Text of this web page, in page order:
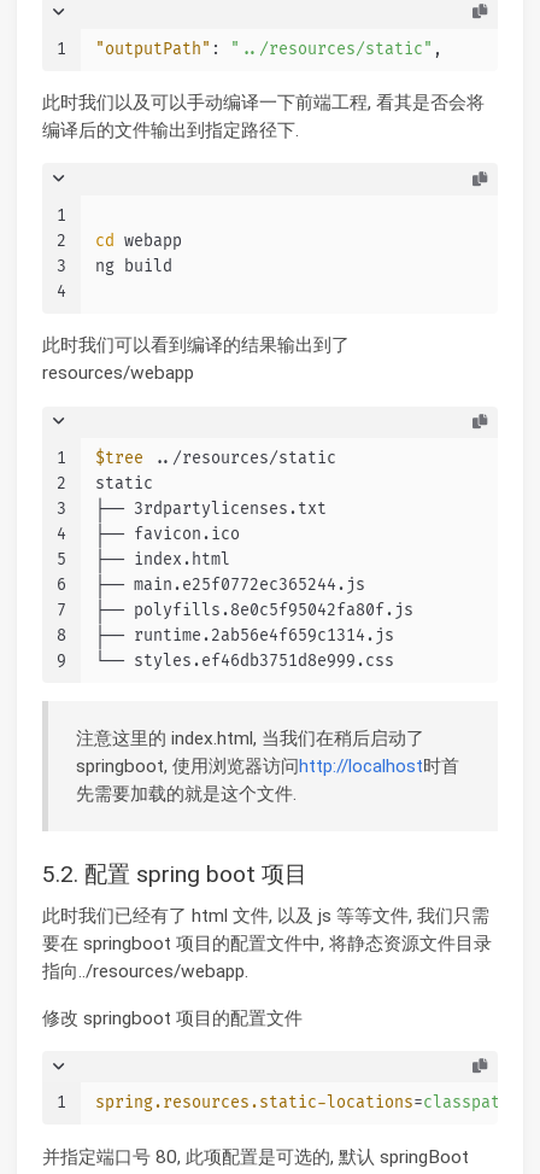
1 "outputPath" : "../resources/static" ,
此时我们以及可以手动编译一下前端工程, 看其是否会将
编译后的文件输出到指定路径下.
1
2
3
4
cd webapp
ng build
此时我们可以看到编译的结果输出到了
resources/webapp
1
2
3
4
5
6
7
8
9
$tree ../resources/static
static
├── 3rdpartylicenses.txt
├── favicon.ico
├── index.html
├── main.e25f0772ec365244.js
├── polyfills.8e0c5f95042fa80f.js
├── runtime.2ab56e4f659c1314.js
└── styles.ef46db3751d8e999.css
注意这里的 index.html, 当我们在稍后启动了
springboot, 使用浏览器访问http://localhost时首
先需要加载的就是这个文件.
5.2. 配置 spring boot 项目
此时我们已经有了 html 文件, 以及 js 等等文件, 我们只需
要在 springboot 项目的配置文件中, 将静态资源文件目录
指向../resources/webapp.
修改 springboot 项目的配置文件
1 spring.resources.static-locations=classpath:/
并指定端口号 80, 此项配置是可选的, 默认 springBoot